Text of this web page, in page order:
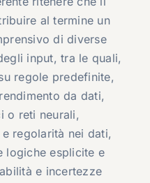
al termine un
di diverse
input, tra le quali,
regole predefinite,
da dati,
o reti neurali,
regolarità nei dati,
logiche esplicite e
e incertezze